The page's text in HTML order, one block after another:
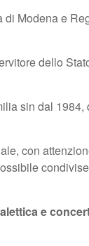
di Modena e
dello
sin dal 1984,
con
e